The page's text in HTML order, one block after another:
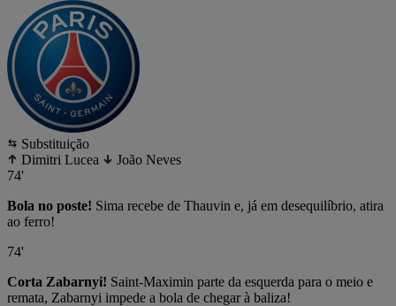
Substituição
Dimitri Lucea
João Neves
74'
Bola no poste! Sima recebe de Thauvin e, já em desequilíbrio, atira
ao ferro!
74'
Corta Zabarnyi! Saint-Maximin parte da esquerda para o meio e
remata, Zabarnyi impede a bola de chegar à baliza!